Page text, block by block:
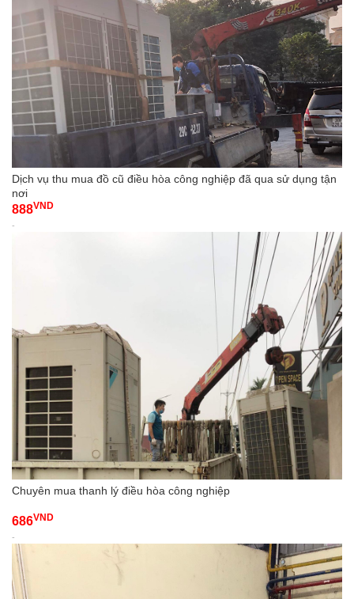
Dịch vụ thu mua đồ cũ điều hòa công nghiệp đã qua sử dụng tận
nơi
888VND
-
Chuyên mua thanh lý điều hòa công nghiệp
686VND
-